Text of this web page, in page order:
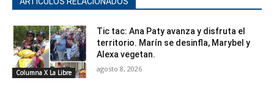
Columna X La Libre
Tic tac: Ana Paty avanza y disfruta el
territorio. Marín se desinfla, Marybel y
Alexa vegetan.
agosto 8, 2026